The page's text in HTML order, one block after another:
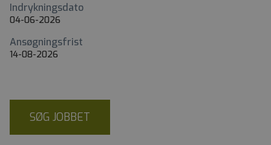
Indrykningsdato
04-06-2026
Ansøgningsfrist
14-08-2026
SØG JOBBET